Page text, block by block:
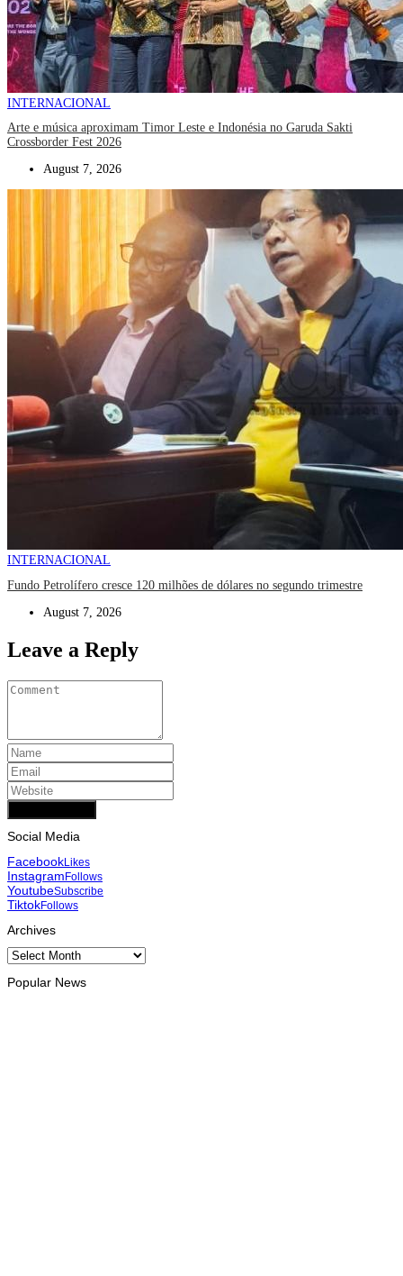
INTERNACIONAL
Arte e música aproximam Timor Leste e Indonésia no Garuda Sakti
Crossborder Fest 2026
August 7, 2026
INTERNACIONAL
Fundo Petrolífero cresce 120 milhões de dólares no segundo trimestre
August 7, 2026
Leave a Reply
Social Media
FacebookLikes
InstagramFollows
YoutubeSubscribe
TiktokFollows
Archives
Archives
Popular News